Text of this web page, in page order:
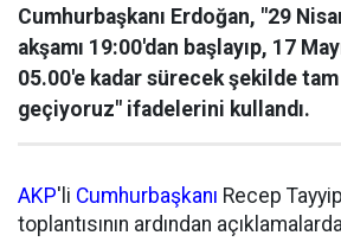
Cumhurbaşkanı Erdoğan, "29
akşamı 19:00'dan başlayıp, 17
05.00'e kadar sürecek şekilde
geçiyoruz" ifadelerini kullandı.
AKP'li Cumhurbaşkanı Recep Tayyip
toplantısının ardından